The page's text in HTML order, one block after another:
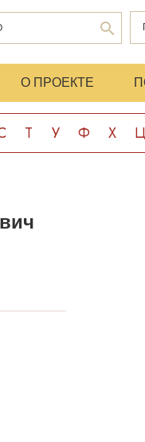
О ПРОЕКТЕ
Т У Ф Х Ц